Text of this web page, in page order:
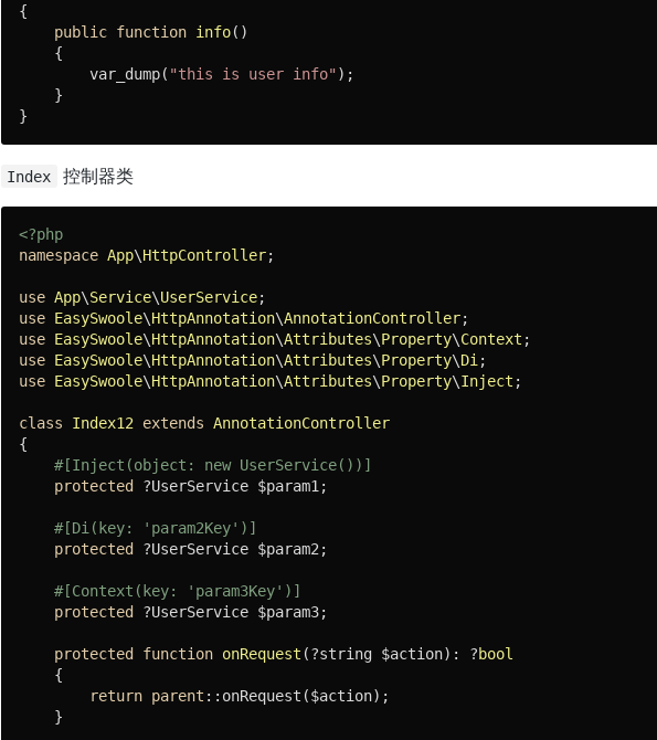
{
public function info()
{
        var_dump(
"this is user info");
    }
}
Index 控制器类
<?php
namespace App\HttpController;
use App\Service\UserService
use EasySwoole\HttpAnnotation\AnnotationController
use EasySwoole\HttpAnnotation\Attributes\Property\Context
use EasySwoole\HttpAnnotation\Attributes\Property\Di
use EasySwoole\HttpAnnotation\Attributes\Property\Inject ;
class Index12 extends AnnotationController
{
#[Inject(object: new UserService())]
protected ?UserService $param1;
#[Di(key: 'param2Key')]
protected ?UserService $param2;
#[Context(key: 'param3Key')]
protected ?UserService $param3;
protected function onRequest (?string $action) : ?bool
{
return parent ::onRequest($action);
    }